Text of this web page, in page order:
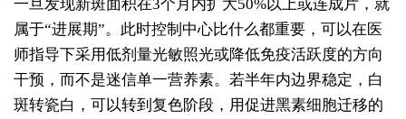
一旦发现新斑面积在3个月内扩大50%以上或连成片，就
属于“进展期”。此时控制中心比什么都重要，可以在医
师指导下采用低剂量光敏照光或降低免疫活跃度的方向
干预，而不是迷信单一营养素。若半年内边界稳定，白
斑转瓷白，可以转到复色阶段，用促进黑素细胞迁移的